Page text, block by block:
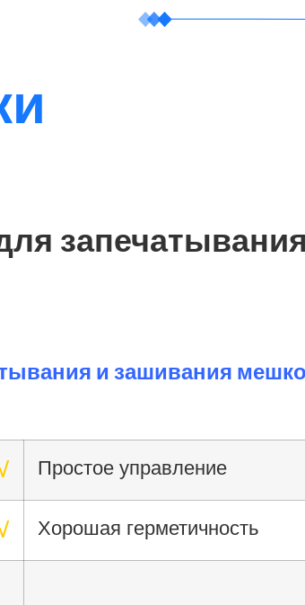
и зашивания
Простое управление
Хорошая герметичность